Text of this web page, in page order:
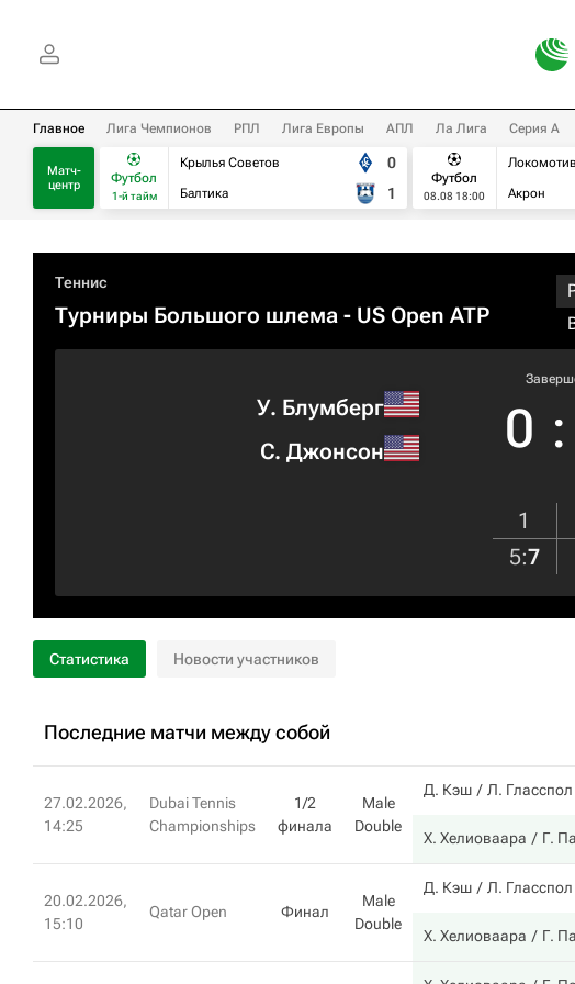
Главное Лига Чемпионов РПЛ Лига Европы АПЛ Ла Лига Серия А
Матч-
центр
Футбол
1-й тайм
Крылья Советов
Балтика
0
1
Футбол
08.08 18:00
Локомотив
Акрон
Теннис
Турниры Большого шлема - US Open ATP
У. Блумберг
С. Джонсон
0 :
1
5:7
Статистика Новости участников
Последние матчи между собой
27.02.2026,
14:25
Dubai Tennis
Championships
1/2
финала
Male
Double
Д. Кэш Л. Гласспол
Х. Хелиоваара Г.
20.02.2026,
15:10
Qatar Open Финал
Male
Double
Д. Кэш Л. Гласспол
Х. Хелиоваара Г.